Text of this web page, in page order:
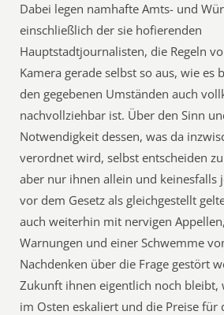
Dabei legen namhafte Amts- und
einschließlich der sie hofierenden
Hauptstadtjournalisten, die Regeln
Kamera gerade selbst so aus, wie es
den gegebenen Umständen auch
nachvollziehbar ist. Über den Sinn
Notwendigkeit dessen, was da
verordnet wird, selbst entscheiden
aber nur ihnen allein und keinesfalls
vor dem Gesetz als gleichgestellt
auch weiterhin mit nervigen
Warnungen und einer Schwemme
Nachdenken über die Frage gestört
Zukunft ihnen eigentlich noch bleibt,
im Osten eskaliert und die Preise für